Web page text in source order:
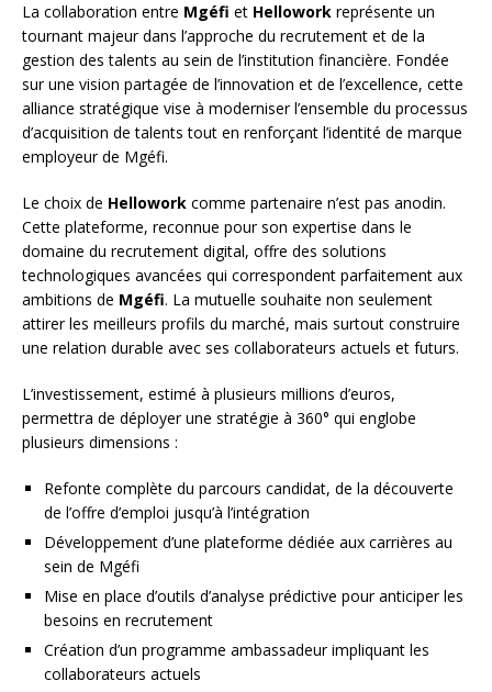
La collaboration entre Mgéfi et Hellowork représente un
tournant majeur dans l’approche du recrutement et de la
gestion des talents au sein de l’institution financière. Fondée
sur une vision partagée de l’innovation et de l’excellence, cette
alliance stratégique vise à moderniser l’ensemble du processus
d’acquisition de talents tout en renforçant l’identité de marque
employeur de Mgéfi.
Le choix de Hellowork comme partenaire n’est pas anodin.
Cette plateforme, reconnue pour son expertise dans le
domaine du recrutement digital, offre des solutions
technologiques avancées qui correspondent parfaitement aux
ambitions de Mgéfi. La mutuelle souhaite non seulement
attirer les meilleurs profils du marché, mais surtout construire
une relation durable avec ses collaborateurs actuels et futurs.
L’investissement, estimé à plusieurs millions d’euros,
permettra de déployer une stratégie à 360° qui englobe
plusieurs dimensions :
Refonte complète du parcours candidat, de la découverte
de l’offre d’emploi jusqu’à l’intégration
Développement d’une plateforme dédiée aux carrières au
sein de Mgéfi
Mise en place d’outils d’analyse prédictive pour anticiper les
besoins en recrutement
Création d’un programme ambassadeur impliquant les
collaborateurs actuels